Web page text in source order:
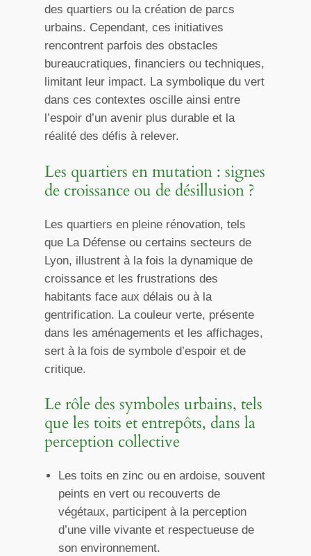
des quartiers ou la création de parcs
urbains. Cependant, ces initiatives
rencontrent parfois des obstacles
bureaucratiques, financiers ou techniques,
limitant leur impact. La symbolique du vert
dans ces contextes oscille ainsi entre
l’espoir d’un avenir plus durable et la
réalité des défis à relever.
Les quartiers en mutation : signes
de croissance ou de désillusion ?
Les quartiers en pleine rénovation, tels
que La Défense ou certains secteurs de
Lyon, illustrent à la fois la dynamique de
croissance et les frustrations des
habitants face aux délais ou à la
gentrification. La couleur verte, présente
dans les aménagements et les affichages,
sert à la fois de symbole d’espoir et de
critique.
Le rôle des symboles urbains, tels
que les toits et entrepôts, dans la
perception collective
Les toits en zinc ou en ardoise, souvent
peints en vert ou recouverts de
végétaux, participent à la perception
d’une ville vivante et respectueuse de
son environnement.